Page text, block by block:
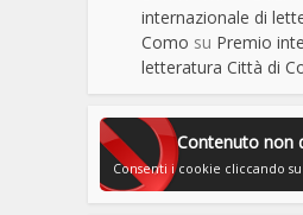
internazionale di
Como su Premio
letteratura Città di
Contenuto non
Consenti i cookie cliccando